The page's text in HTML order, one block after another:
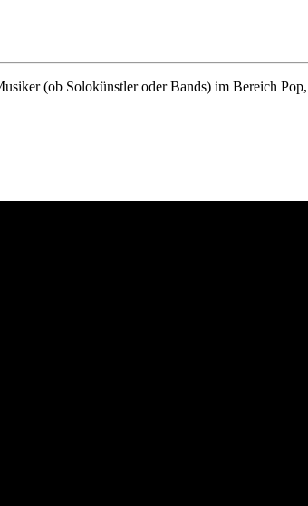
(ob Solokünstler oder Bands) im Bereich